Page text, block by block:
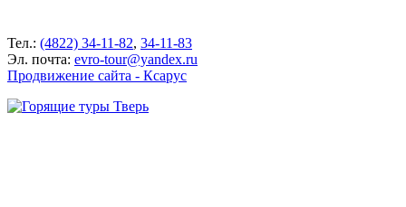
Тел.: (4822) 34-11-82, 34-11-83
Эл. почта: evro-tour@yandex.ru
Продвижение сайта - Ксарус